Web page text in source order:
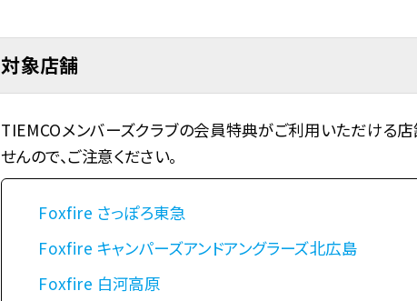
対象店舗
TIEMCOメンバーズクラブの会員特典がご利用いただける
せんので、ご注意ください。
Foxfire さっぽろ東急
Foxfire キャンパーズアンドアングラーズ北広島
Foxfire 白河高原